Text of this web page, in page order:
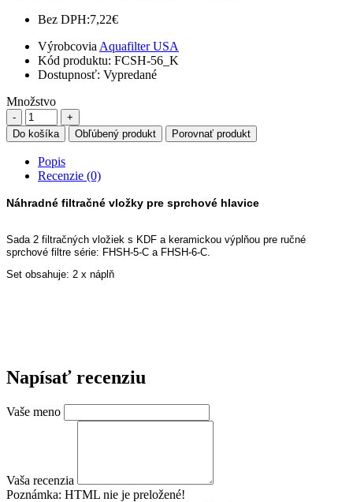
Bez DPH:7,22€
Výrobcovia Aquafilter USA
Kód produktu: FCSH-56_K
Dostupnosť: Vypredané
Množstvo
Do košíka Obľúbený produkt Porovnať produkt
Popis
Recenzie (0)
Náhradné filtračné vložky pre sprchové hlavice
Sada 2 filtračných vložiek s KDF a keramickou výplňou pre ručné
sprchové filtre série: FHSH-5-C a FHSH-6-C.
Set obsahuje: 2 x náplň
Napísať recenziu
Vaše meno
Vaša recenzia
Poznámka: HTML nie je preložené!